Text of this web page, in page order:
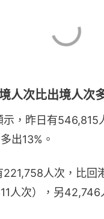
人次比出境人次
示，昨日有546,815
出13%。
221,758人次，比回
人次），另42,746